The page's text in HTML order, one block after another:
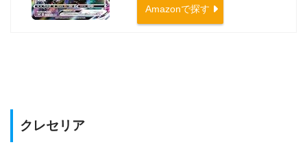
Amazonで探す
クレセリア